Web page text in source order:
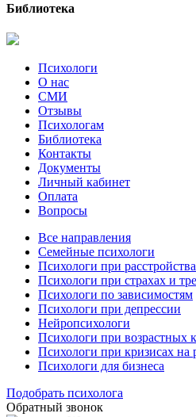
Библиотека
Психологи
О нас
СМИ
Отзывы
Психологам
Библиотека
Контакты
Документы
Личный кабинет
Оплата
Вопросы
Все направления
Семейные психологи
Психологи при
Психологи при страхах и
Психологи по зависимостям
Психологи при депрессии
Нейропсихологи
Психологи при возрастных
Психологи при кризисах на
Психологи для бизнеса
Подобрать психолога
Обратный звонок